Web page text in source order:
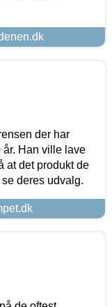
der har
Han ville lave
at det produkt de
deres udvalg.